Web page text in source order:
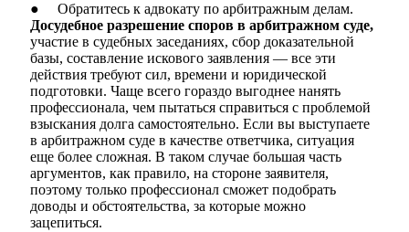
● Обратитесь к адвокату по арбитражным делам.
Досудебное разрешение споров в арбитражном суде,
участие в судебных заседаниях, сбор доказательной
базы, составление искового заявления — все эти
действия требуют сил, времени и юридической
подготовки. Чаще всего гораздо выгоднее нанять
профессионала, чем пытаться справиться с проблемой
взыскания долга самостоятельно. Если вы выступаете
в арбитражном суде в качестве ответчика, ситуация
еще более сложная. В таком случае большая часть
аргументов, как правило, на стороне заявителя,
поэтому только профессионал сможет подобрать
доводы и обстоятельства, за которые можно
зацепиться.